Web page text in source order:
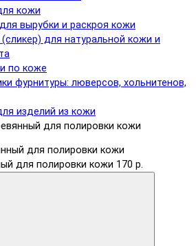
кожи
вырубки и раскроя кожи
для натуральной кожи и
по коже
фурнитуры: люверсов, хольнитенов,
изделий из кожи
для полировки кожи
для полировки кожи 170 р.